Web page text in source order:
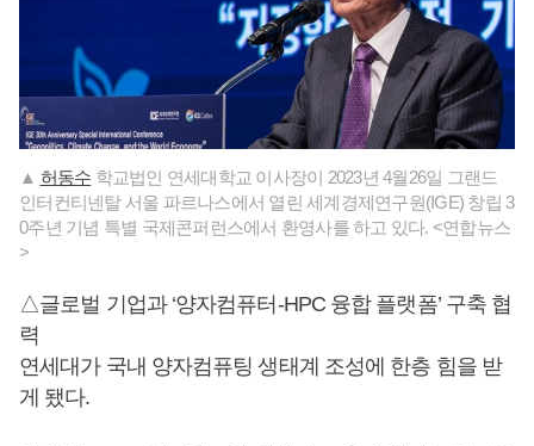
▲ 허동수 학교법인 연세대학교 이사장이 2023년 4월26일 그랜드
인터컨티넨탈 서울 파르나스에서 열린 세계경제연구원(IGE) 창립 3
0주년 기념 특별 국제콘퍼런스에서 환영사를 하고 있다. <연합뉴스
>
△글로벌 기업과 ‘양자컴퓨터-HPC 융합 플랫폼’ 구축 협
력
연세대가 국내 양자컴퓨팅 생태계 조성에 한층 힘을 받
게 됐다.